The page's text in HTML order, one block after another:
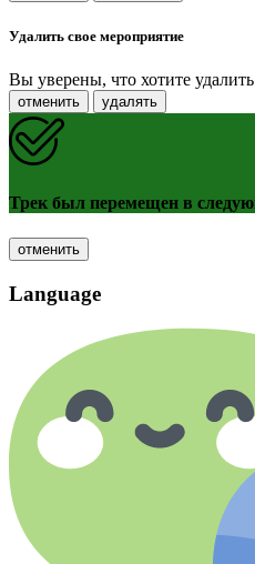
Удалить свое мероприятие
Вы уверены, что хотите
отменить удалять
Трек был перемещен в
отменить
Language